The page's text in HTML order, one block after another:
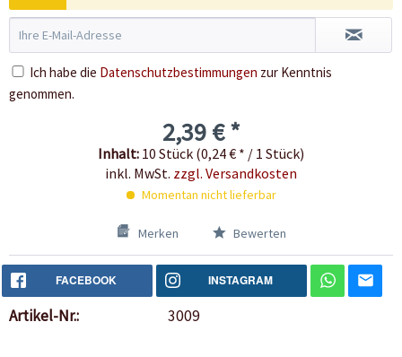
Ich habe die Datenschutzbestimmungen zur Kenntnis
genommen.
2,39 € *
Inhalt: 10 Stück (0,24 € * / 1 Stück)
inkl. MwSt. zzgl. Versandkosten
Momentan nicht lieferbar
Merken Bewerten
FACEBOOK INSTAGRAM
Artikel-Nr.: 3009